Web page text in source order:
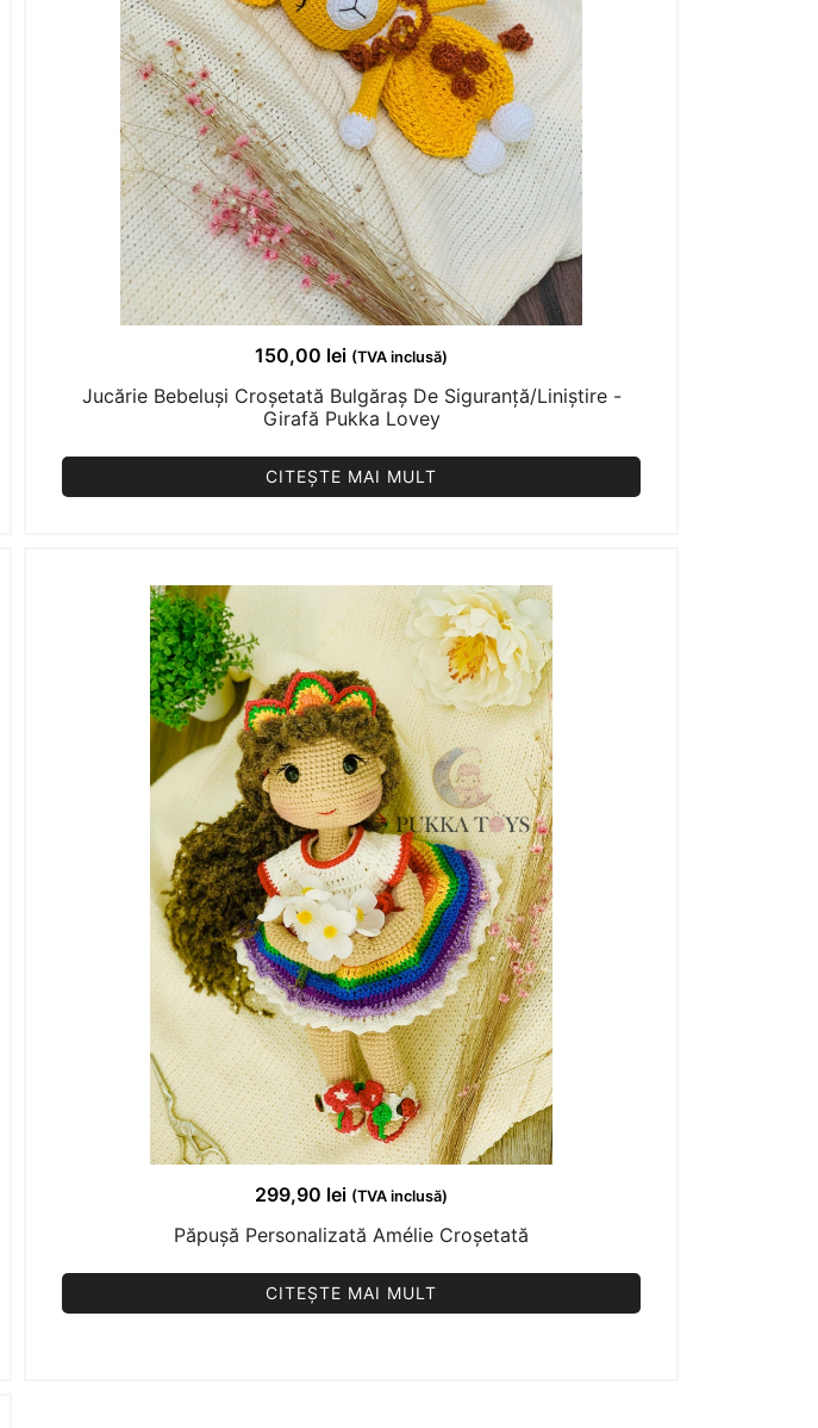
150,00 lei (TVA inclusă)
Jucărie Bebeluși Croșetată Bulgăraș De Siguranță/Liniștire -
Girafă Pukka Lovey
CITEȘTE MAI MULT
299,90 lei (TVA inclusă)
Păpușă Personalizată Amélie Croșetată
CITEȘTE MAI MULT